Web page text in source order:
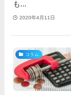
も...
2020年4月11日
コラム